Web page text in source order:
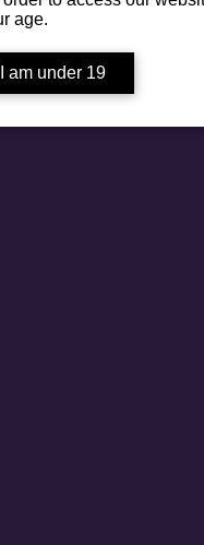
age.
I am under 19